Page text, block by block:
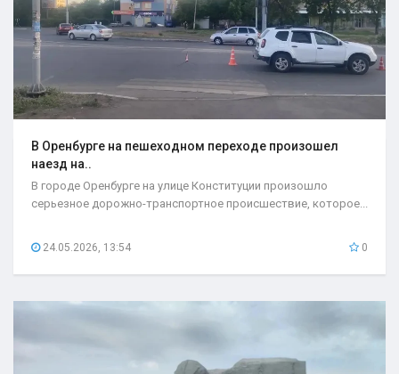
В Оренбурге на пешеходном переходе произошел
наезд на..
В городе Оренбурге на улице Конституции произошло
серьезное дорожно-транспортное происшествие, которое...
24.05.2026, 13:54 0